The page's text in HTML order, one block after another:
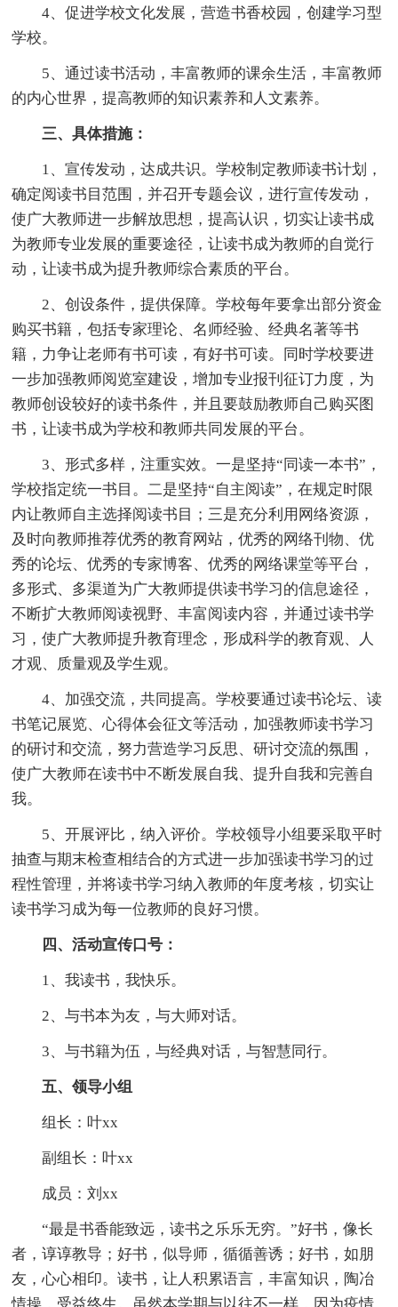
4、促进学校文化发展，营造书香校园，创建学习型
学校。
5、通过读书活动，丰富教师的课余生活，丰富教师
的内心世界，提高教师的知识素养和人文素养。
三、具体措施：
1、宣传发动，达成共识。学校制定教师读书计划，
确定阅读书目范围，并召开专题会议，进行宣传发动，
使广大教师进一步解放思想，提高认识，切实让读书成
为教师专业发展的重要途径，让读书成为教师的自觉行
动，让读书成为提升教师综合素质的平台。
2、创设条件，提供保障。学校每年要拿出部分资金
购买书籍，包括专家理论、名师经验、经典名著等书
籍，力争让老师有书可读，有好书可读。同时学校要进
一步加强教师阅览室建设，增加专业报刊征订力度，为
教师创设较好的读书条件，并且要鼓励教师自己购买图
书，让读书成为学校和教师共同发展的平台。
3、形式多样，注重实效。一是坚持“同读一本书”，
学校指定统一书目。二是坚持“自主阅读”，在规定时限
内让教师自主选择阅读书目；三是充分利用网络资源，
及时向教师推荐优秀的教育网站，优秀的网络刊物、优
秀的论坛、优秀的专家博客、优秀的网络课堂等平台，
多形式、多渠道为广大教师提供读书学习的信息途径，
不断扩大教师阅读视野、丰富阅读内容，并通过读书学
习，使广大教师提升教育理念，形成科学的教育观、人
才观、质量观及学生观。
4、加强交流，共同提高。学校要通过读书论坛、读
书笔记展览、心得体会征文等活动，加强教师读书学习
的研讨和交流，努力营造学习反思、研讨交流的氛围，
使广大教师在读书中不断发展自我、提升自我和完善自
我。
5、开展评比，纳入评价。学校领导小组要采取平时
抽查与期末检查相结合的方式进一步加强读书学习的过
程性管理，并将读书学习纳入教师的年度考核，切实让
读书学习成为每一位教师的良好习惯。
四、活动宣传口号：
1、我读书，我快乐。
2、与书本为友，与大师对话。
3、与书籍为伍，与经典对话，与智慧同行。
五、领导小组
组长：叶xx
副组长：叶xx
成员：刘xx
“最是书香能致远，读书之乐乐无穷。”好书，像长
者，谆谆教导；好书，似导师，循循善诱；好书，如朋
友，心心相印。读书，让人积累语言，丰富知识，陶冶